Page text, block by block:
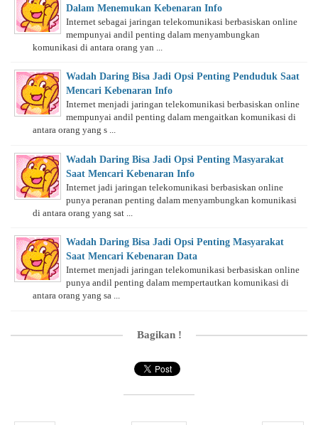
Dalam Menemukan Kebenaran Info
Internet sebagai jaringan telekomunikasi berbasiskan online
mempunyai andil penting dalam menyambungkan
komunikasi di antara orang yan ...
Wadah Daring Bisa Jadi Opsi Penting Penduduk Saat
Mencari Kebenaran Info
Internet menjadi jaringan telekomunikasi berbasiskan online
mempunyai andil penting dalam mengaitkan komunikasi di
antara orang yang s ...
Wadah Daring Bisa Jadi Opsi Penting Masyarakat
Saat Mencari Kebenaran Info
Internet jadi jaringan telekomunikasi berbasiskan online
punya peranan penting dalam menyambungkan komunikasi
di antara orang yang sat ...
Wadah Daring Bisa Jadi Opsi Penting Masyarakat
Saat Mencari Kebenaran Data
Internet menjadi jaringan telekomunikasi berbasiskan online
punya andil penting dalam mempertautkan komunikasi di
antara orang yang sa ...
Bagikan !